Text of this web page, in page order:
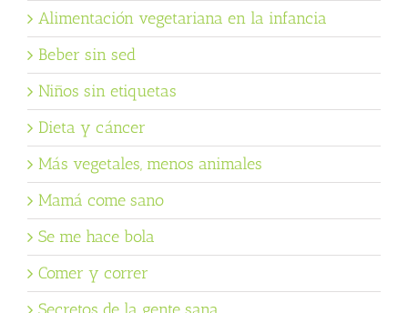
Alimentación vegetariana en la infancia
Beber sin sed
Niños sin etiquetas
Dieta y cáncer
Más vegetales, menos animales
Mamá come sano
Se me hace bola
Comer y correr